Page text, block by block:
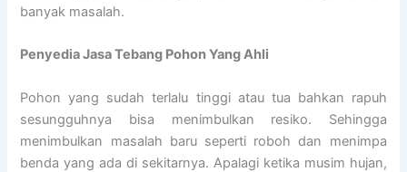
banyak masalah.
PenyediaJasa Tebang Pohon Yang Ahli
Pohon yang sudah terlalu tinggi atau tua bahkan rapuh
sesungguhnya bisa menimbulkan resiko. Sehingga
menimbulkan masalah baru seperti roboh dan menimpa
benda yang ada di sekitarnya. Apalagi ketika musim hujan,